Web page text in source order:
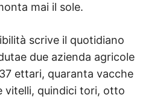
mai il sole.
scrive il quotidiano
due azienda agricole
ettari, quaranta vacche
vitelli, quindici tori, otto